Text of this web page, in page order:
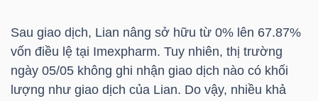
Sau giao dịch, Lian nâng sở hữu từ 0% lên 67.87%
vốn điều lệ tại Imexpharm. Tuy nhiên, thị trường
ngày 05/05 không ghi nhận giao dịch nào có khối
lượng như giao dịch của Lian. Do vậy, nhiều khả
TÀI
CHÍNH